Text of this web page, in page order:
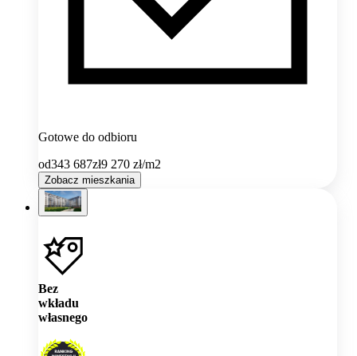
Gotowe do odbioru
od343 687zł9 270 zł/m2
Zobacz mieszkania
Bez
wkładu
własnego